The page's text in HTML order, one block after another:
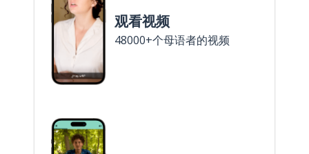
观看视频
48000+个母语者的视频